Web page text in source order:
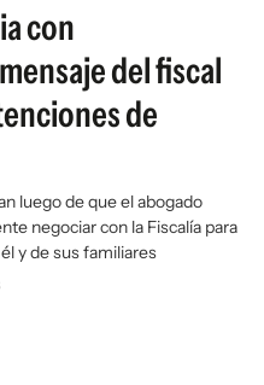
con
del fiscal
de
luego de que el abogado
negociar con la Fiscalía para
y de sus familiares